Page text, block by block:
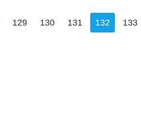
129 130 131 132 133